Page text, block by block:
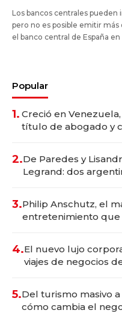
Los bancos centrales
pero no es posible emitir más
el banco central de España
Popular
1. Creció en
título de abogado y
2.De Paredes y
Legrand: dos
3.Philip Anschutz, el
entretenimiento que
4.El nuevo lujo
viajes de negocios
5.Del turismo masivo
cómo cambia el